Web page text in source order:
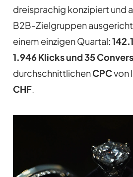
dreisprachig konzipiert und
B2B-Zielgruppen
einem einzigen Quartal:
1.946 Klicks und 35
durchschnittlichenCPCvon
CHF.